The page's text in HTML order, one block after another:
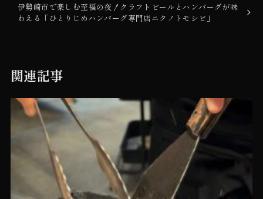
伊勢崎市で楽しむ至福の夜！クラフトビールとハンバーグが味
わえる「ひとりじめハンバーグ専門店ニクノトモシビ」
関連記事